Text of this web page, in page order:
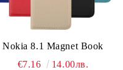
Nokia 8.1 Magnet Book
€7.16
14.00лв.